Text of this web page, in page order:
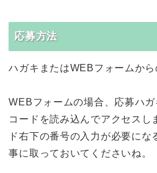
応募方法
ハガキまたはWEBフォームから
WEBフォームの場合、応募ハ
コードを読み込んでアクセスし
ド右下の番号の入力が必要にな
事に取っておいてくださいね。